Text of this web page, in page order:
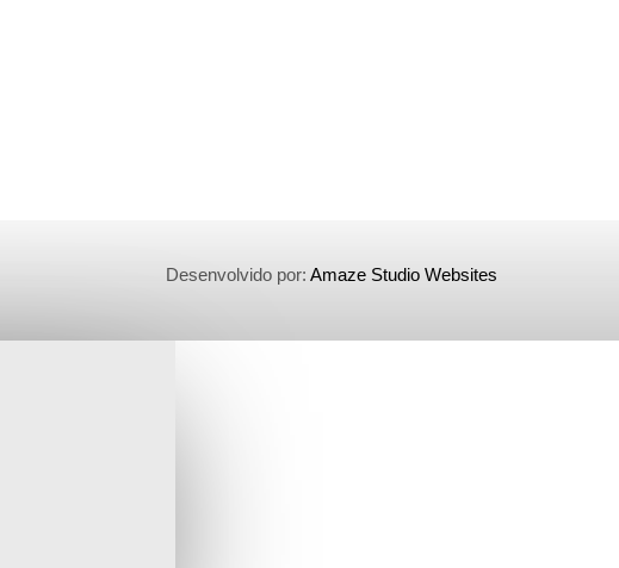
Desenvolvido por: Amaze Studio Websites